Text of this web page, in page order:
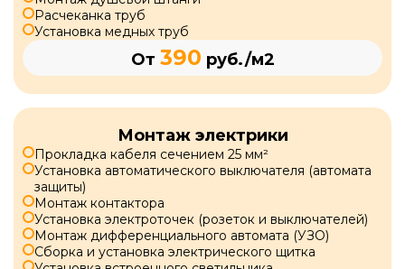
Расчеканка труб
Установка медных труб
От 390 руб./м2
Монтаж электрики
Прокладка кабеля сечением 25 мм²
Установка автоматического выключателя (автомата
защиты)
Монтаж контактора
Установка электроточек (розеток и выключателей)
Монтаж дифференциального автомата (УЗО)
Сборка и установка электрического щитка